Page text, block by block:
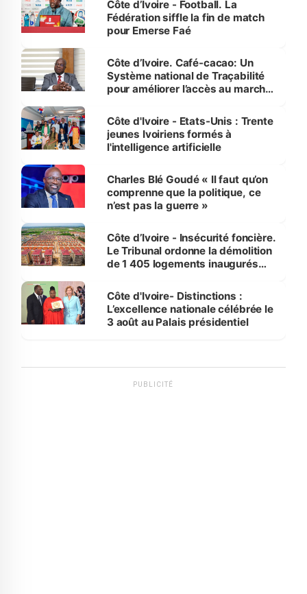
Côte d’Ivoire - Football. La
Fédération siffle la fin de match
pour Emerse Faé
Côte d’Ivoire. Café-cacao: Un
Système national de Traçabilité
pour améliorer l’accès au marché
Côte d'Ivoire - Etats-Unis : Trente
jeunes Ivoiriens formés à
l'intelligence artificielle
Charles Blé Goudé « Il faut qu’on
comprenne que la politique, ce
n’est pas la guerre »
Côte d’Ivoire - Insécurité foncière.
Le Tribunal ordonne la démolition
de 1 405 logements inaugurés
Bassam
Côte d'Ivoire- Distinctions :
L’excellence nationale célébrée le
3 août au Palais présidentiel
PUBLICITÉ